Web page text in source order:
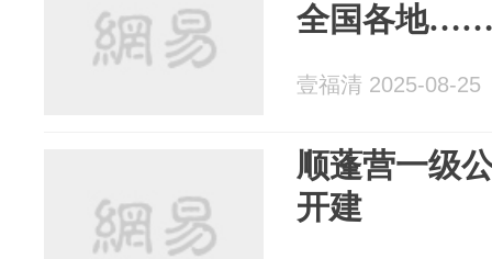
全国各地
壹福清 2025-08-25
顺蓬营一级
开建